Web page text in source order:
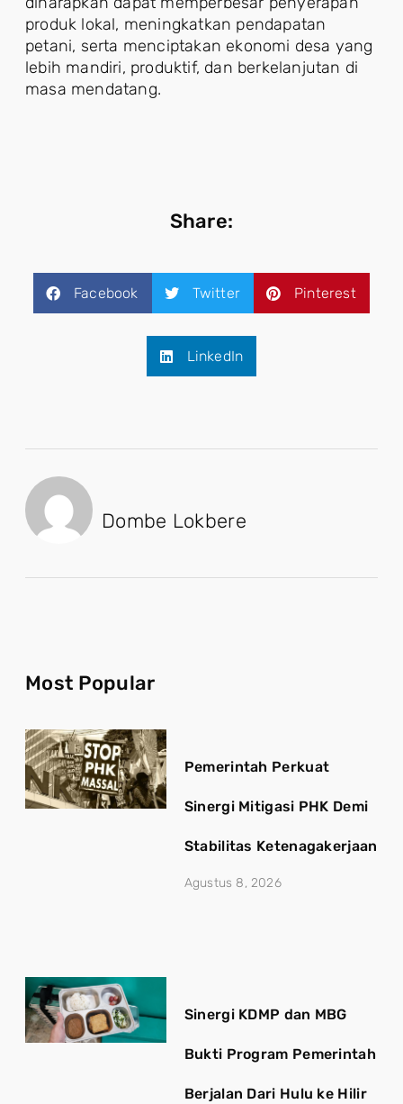
produk lokal, meningkatkan pendapatan
petani, serta menciptakan ekonomi desa yang
lebih mandiri, produktif, dan berkelanjutan di
masa mendatang.
Share:
Facebook Twitter Pinterest
LinkedIn
Dombe Lokbere
Most Popular
Pemerintah Perkuat
Sinergi Mitigasi PHK Demi
Stabilitas Ketenagakerjaan
Agustus 8, 2026
Sinergi KDMP dan MBG
Bukti Program Pemerintah
Berjalan Dari Hulu ke Hilir